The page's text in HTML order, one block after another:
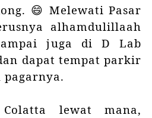
😄 Melewati Pasar
alhamdulillaah
juga di D Lab
dapat tempat parkir
pagarnya.
lewat mana,